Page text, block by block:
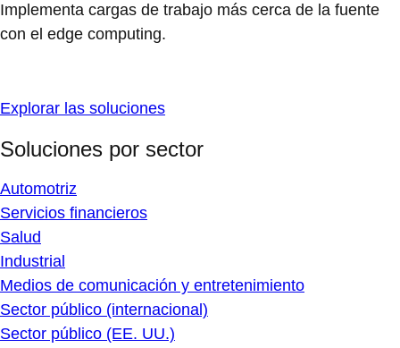
Implementa cargas de trabajo más cerca de la fuente
con el edge computing.
Explorar las soluciones
Soluciones por sector
Automotriz
Servicios financieros
Salud
Industrial
Medios de comunicación y entretenimiento
Sector público (internacional)
Sector público (EE. UU.)